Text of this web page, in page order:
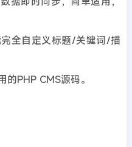
全自定义标题/关键词/描
PHP CMS源码。